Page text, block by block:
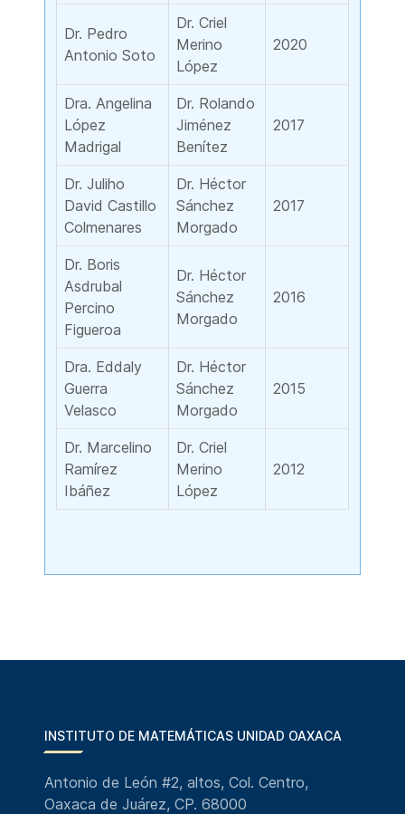
Dr. Pedro
Antonio Soto
Dr. Criel
Merino
López
2020
Dra. Angelina
López
Madrigal
Dr. Rolando
Jiménez
Benítez
2017
Dr. Juliho
David Castillo
Colmenares
Dr. Héctor
Sánchez
Morgado
2017
Dr. Boris
Asdrubal
Percino
Figueroa
Dr. Héctor
Sánchez
Morgado
2016
Dra. Eddaly
Guerra
Velasco
Dr. Héctor
Sánchez
Morgado
2015
Dr. Marcelino
Ramírez
Ibáñez
Dr. Criel
Merino
López
2012
INSTITUTO DE MATEMÁTICAS UNIDAD OAXACA
Antonio de León #2, altos, Col. Centro,
Oaxaca de Juárez, CP. 68000